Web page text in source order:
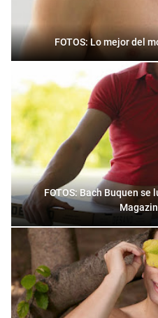
FOTOS: Lo mejor del
FOTOS: Bach Buquen se